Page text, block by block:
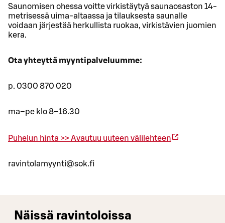
Saunomisen ohessa voitte virkistäytyä saunaosaston 14-
metrisessä uima-altaassa ja tilauksesta saunalle
voidaan järjestää herkullista ruokaa, virkistävien juomien
kera.
Ota yhteyttä myyntipalveluumme:
p. 0300 870 020
ma–pe klo 8–16.30
Puhelun hinta >>Avautuu uuteen välilehteen
ravintolamyynti@sok.fi
Näissä ravintoloissa